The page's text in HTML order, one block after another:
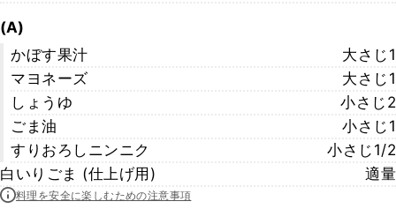
(A)
かぼす果汁
大さじ1
マヨネーズ
大さじ1
しょうゆ
小さじ2
ごま油
小さじ1
すりおろしニンニク
小さじ1/2
白いりごま (仕上げ用)
適量
料理を安全に楽しむための注意事項